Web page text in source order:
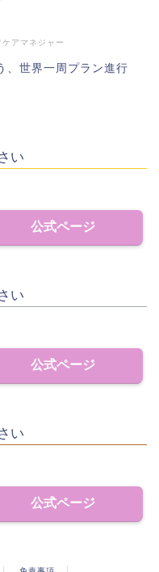
アマネジャー
、世界一周プラン進行
い
公式ページ
い
公式ページ
い
公式ページ